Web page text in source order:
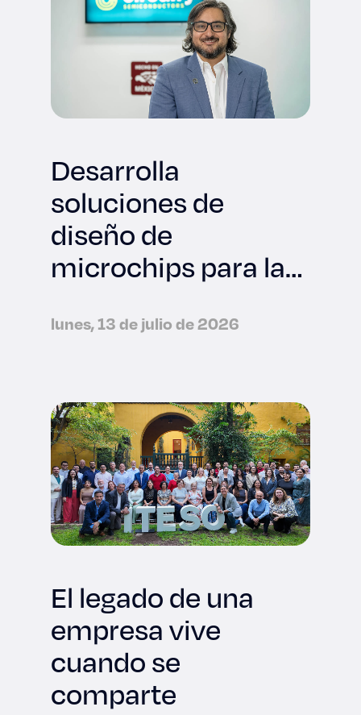
Desarrolla
soluciones de
diseño de
microchips para la
tecnológica
lunes, 13 de julio de 2026
El legado de una
empresa vive
cuando se
comparte